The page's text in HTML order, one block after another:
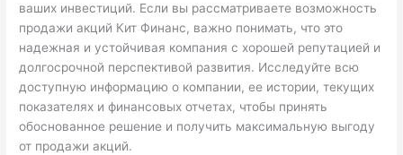
ваших инвестиций. Если вы рассматриваете возможность
продажи акций Кит Финанс, важно понимать, что это
надежная и устойчивая компания с хорошей репутацией и
долгосрочной перспективой развития. Исследуйте всю
доступную информацию о компании, ее истории, текущих
показателях и финансовых отчетах, чтобы принять
обоснованное решение и получить максимальную выгоду
от продажи акций.